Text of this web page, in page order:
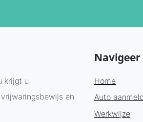
krijgt u
en
Navigeer
Home
Auto
Werkwijze